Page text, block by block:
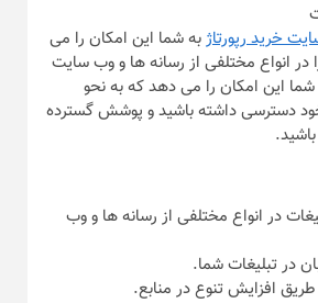
خرید رپورتاژبه شما این امکان را می‌
در انواع مختلفی از رسانه‌ ها و وب‌ سایت‌
این امکان را می‌ دهد که به نحو
دسترسی داشته باشید و پوشش گسترده‌
در انواع مختلفی از رسانه‌ ها و وب‌
در تبلیغات شما.
طریق افزایش تنوع در منابع.